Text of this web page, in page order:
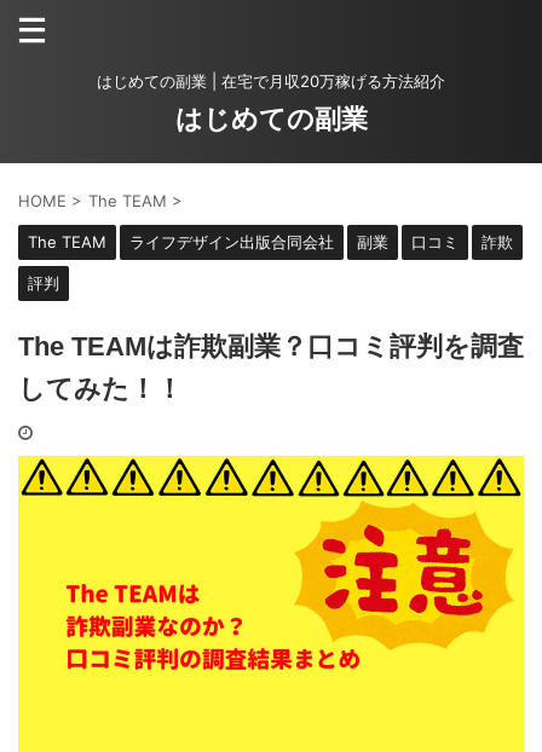
はじめての副業 | 在宅で月収20万稼げる方法紹介
はじめての副業
HOME > The TEAM >
The TEAM ライフデザイン出版合同会社 副業 口コミ 詐欺
評判
The TEAMは詐欺副業？口コミ評判を調査
してみた！！